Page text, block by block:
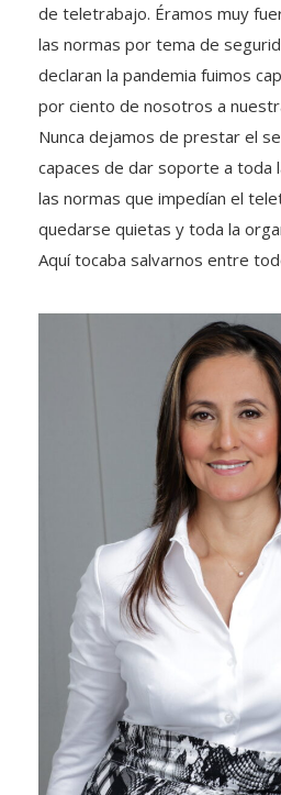
de teletrabajo. Éramos muy
las normas por tema de
declaran la pandemia fuimos
por ciento de nosotros a
Nunca dejamos de prestar el
capaces de dar soporte a toda
las normas que impedían el
quedarse quietas y toda la
Aquí tocaba salvarnos entre